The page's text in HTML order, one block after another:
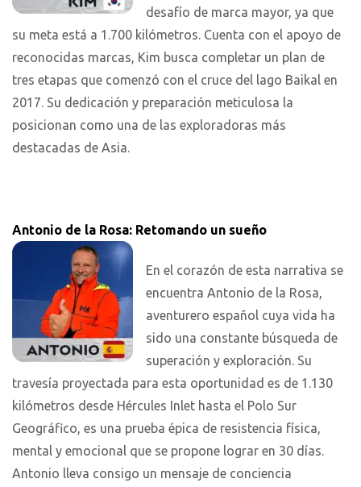
desafío de marca mayor, ya que
su meta está a 1.700 kilómetros. Cuenta con el apoyo de
reconocidas marcas, Kim busca completar un plan de
tres etapas que comenzó con el cruce del lago Baikal en
2017. Su dedicación y preparación meticulosa la
posicionan como una de las exploradoras más
destacadas de Asia.
Antonio de la Rosa: Retomando un sueño
En el corazón de esta narrativa se
encuentra Antonio de la Rosa,
aventurero español cuya vida ha
sido una constante búsqueda de
superación y exploración. Su
travesía proyectada para esta oportunidad es de 1.130
kilómetros desde Hércules Inlet hasta el Polo Sur
Geográfico, es una prueba épica de resistencia física,
mental y emocional que se propone lograr en 30 días.
Antonio lleva consigo un mensaje de conciencia